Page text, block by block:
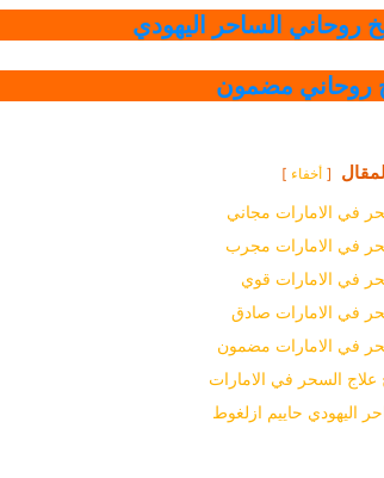
روحاني الساحر اليهودي
روحاني مضمون
أخفاء
في الامارات مجاني
في الامارات مجرب
في الامارات قوي
في الامارات صادق
في الامارات مضمون
السحر في الامارات
اليهودي حاييم ازلغوط